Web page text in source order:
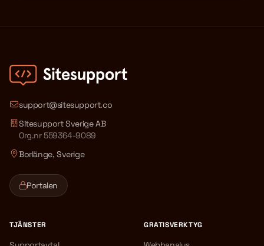
support@sitesupport.co
Sitesupport Sverige AB
Org.nr 559364-9089
Borlänge, Sverige
Portalen
TJÄNSTER GRATISVERKTYG